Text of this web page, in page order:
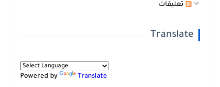
تعليقات
Translate
Powered by Translate